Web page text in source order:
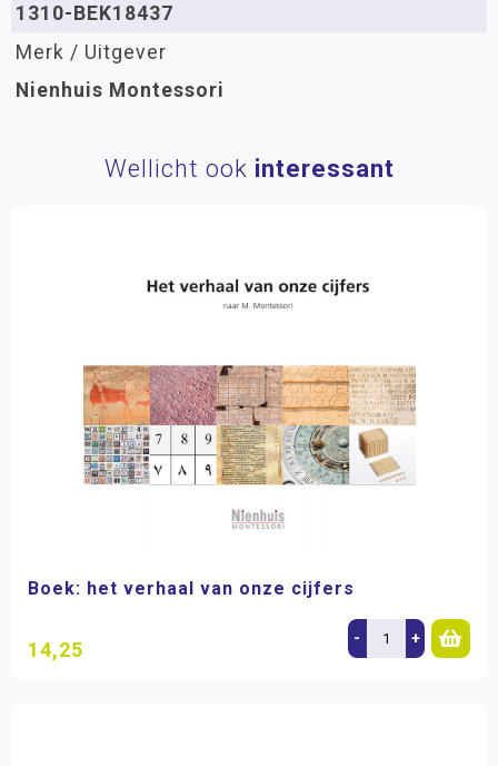
1310-BEK18437
Merk / Uitgever
Nienhuis Montessori
Wellicht ook interessant
Boek: het verhaal van onze cijfers
14,25 - +